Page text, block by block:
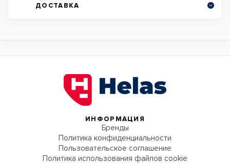
ДОСТАВКА
ИНФОРМАЦИЯ
Бренды
Политика конфиденциальности
Пользовательское соглашение
Политика использования файлов cookie